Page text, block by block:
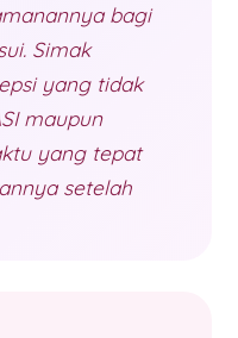
bagi
Simak
yang tidak
maupun
yang tepat
setelah